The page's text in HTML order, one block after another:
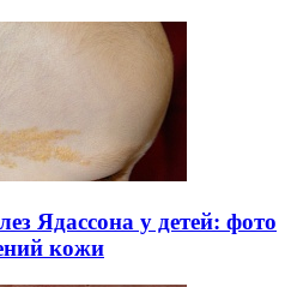
Ядассона у детей: фото
кожи